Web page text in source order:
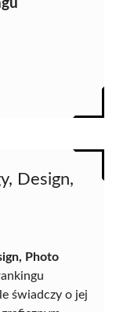
Design,
Photo
świadczy o jej